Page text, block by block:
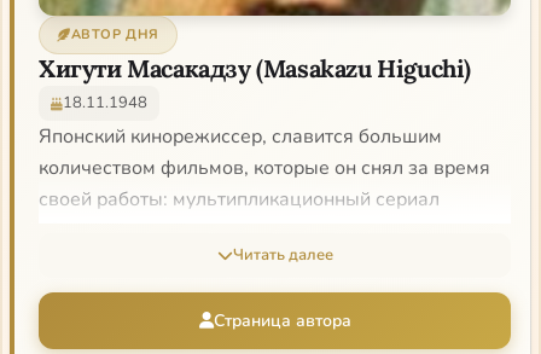
АВТОР ДНЯ
Хигути Масакадзу (Masakazu Higuchi)
18.11.1948
Японский кинорежиссер, славится большим
количеством фильмов, которые он снял за время
своей работы: мультипликационный сериал
мультипликационные фильмы «Дюймовочка»,
«Синдбад», «Алладин» и др.
Читать далее
Страница автора